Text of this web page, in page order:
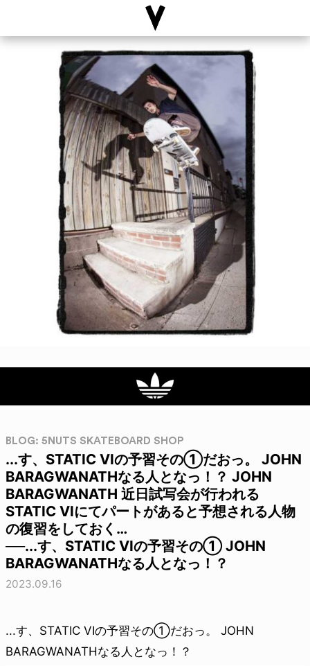
BLOG: 5NUTS SKATEBOARD SHOP
...す、STATIC VIの予習その①だおっ。 JOHN
BARAGWANATHなる人となっ！？ JOHN
BARAGWANATH 近日試写会が行われる
STATIC VIにてパートがあると予想される人物
の復習をしておく…
──...す、STATIC VIの予習その① JOHN
BARAGWANATHなる人となっ！？
2023.09.16
...す、STATIC VIの予習その①だおっ。 JOHN
BARAGWANATHなる人となっ！？